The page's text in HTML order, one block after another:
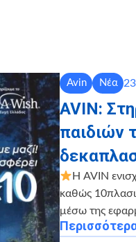
Avin Νέα
AVIN:
παιδιών
Η AVIN
καθώς
μέσω της